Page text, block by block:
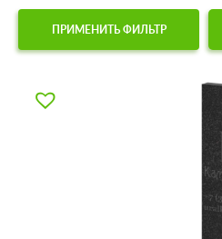
ПРИМЕНИТЬ ФИЛЬТР